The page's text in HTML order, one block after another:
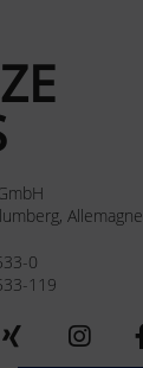
Allemagne
0
119